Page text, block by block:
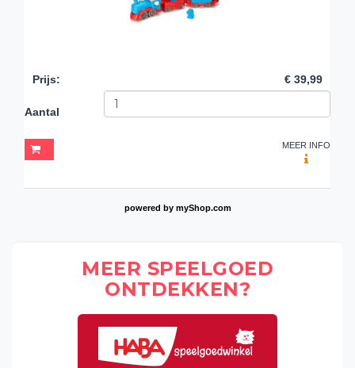
Prijs: € 39,99
Aantal
MEER INFO
powered by myShop.com
MEER SPEELGOED
ONTDEKKEN?